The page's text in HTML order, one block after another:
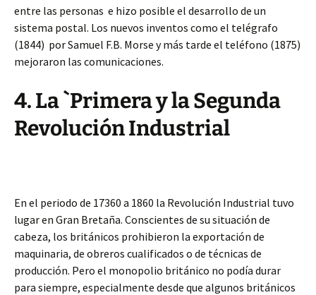
entre las personas e hizo posible el desarrollo de un
sistema postal. Los nuevos inventos como el telégrafo
(1844) por Samuel F.B. Morse y más tarde el teléfono (1875)
mejoraron las comunicaciones.
4. La `Primera y la Segunda
Revolución Industrial
En el periodo de 17360 a 1860 la Revolución Industrial tuvo
lugar en Gran Bretaña. Conscientes de su situación de
cabeza, los británicos prohibieron la exportación de
maquinaria, de obreros cualificados o de técnicas de
producción. Pero el monopolio británico no podía durar
para siempre, especialmente desde que algunos británicos